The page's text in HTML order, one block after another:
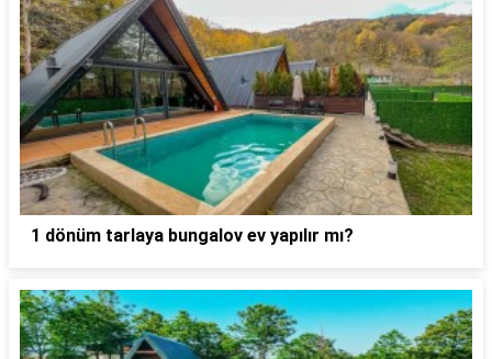
1 dönüm tarlaya bungalov ev yapılır mı?